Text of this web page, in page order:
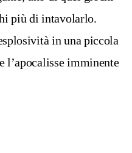
più di intavolarlo.
in una piccola
l’apocalisse imminente